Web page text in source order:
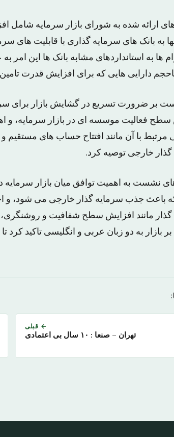
ارائه شده به شورای بازار سرمایه
آنها به بانک های سرمایه گذاری با قابلیت های
ها به استانداردهای مشابه بانک ها این امر
باحجم دارایی هایی که برای افزایش قدرت
بر ضرورت تسریع در گشایش بازار برای
سطح فعالیت موسسه ای در بازار سرمایه، و
با آن مانند افتتاح حساب های مستقیم و
خارجی توصیه کرد.
نشست به اهمیت توافق میان بازار سرمایه
باعث جذب سرمایه گذار خارجی می شود، و
گذار مانند افزایش سطح شفافیت و
بازار به دو زبان عربی و انگلیسی تاکید کرد
← قبلی
تهران – صنعا : ۱۰ سال بی اعتمادی